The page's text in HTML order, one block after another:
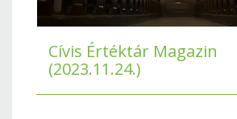
Cívis Értéktár Magazin
(2023.11.24.)